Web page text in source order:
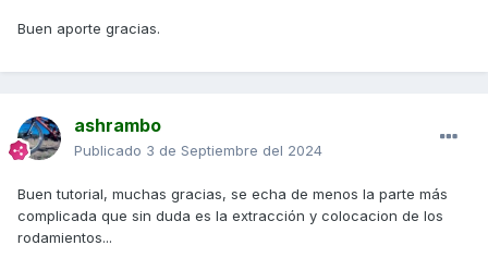
Buen aporte gracias.
ashrambo
Publicado 3 de Septiembre del 2024
Buen tutorial, muchas gracias, se echa de menos la parte más
complicada que sin duda es la extracción y colocacion de los
rodamientos...